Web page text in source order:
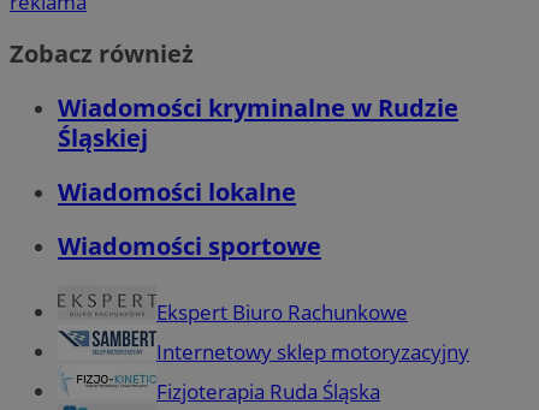
Zobacz również
Wiadomości kryminalne w Rudzie
Śląskiej
Wiadomości lokalne
Wiadomości sportowe
Ekspert Biuro Rachunkowe
Internetowy sklep motoryzacyjny
Fizjoterapia Ruda Śląska